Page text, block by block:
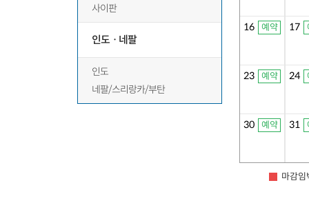
사이판
인도ㆍ네팔
인도
네팔/스리랑카/부탄
16 예약 17
23 예약 24
30 예약 31
마감임